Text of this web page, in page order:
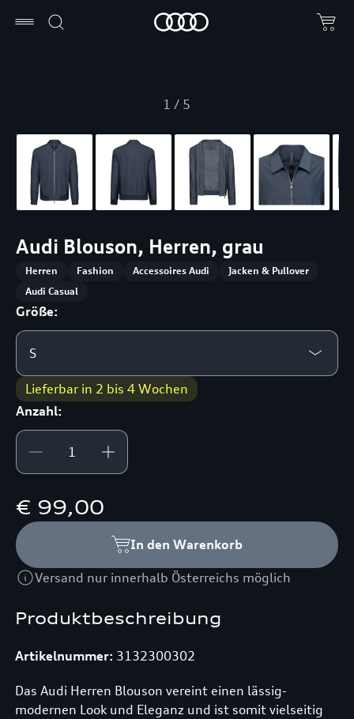
1 / 5
Produktbeschreibung
Artikelnummer: 3132300302
Das Audi Herren Blouson vereint einen lässig-
modernen Look und Eleganz und ist somit vielseitig
Audi Blouson, Herren, grau
Herren Fashion Accessoires Audi
Jacken & Pullover
Audi Casual
Größe:
S
Lieferbar in 2 bis 4 Wochen
Anzahl:
€ 99,00
In den Warenkorb
Versand nur innerhalb Österreichs möglich